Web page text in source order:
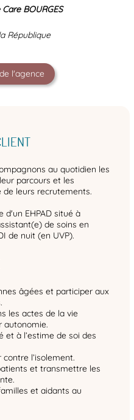
BOURGES
République
l'agence
au quotidien les
parcours et les
leurs recrutements.
d'un EHPAD situé à
de soins en
de nuit (en UVP).
âgées et participer aux
les actes de la vie
autonomie.
et à l’estime de soi des
l’isolement.
et transmettre les
et aidants au